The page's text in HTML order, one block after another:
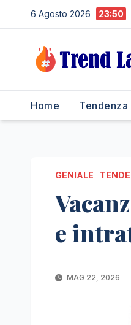
to
6 Agosto 2026 23:50
Home Tendenza
GENIALE
e
MAG 22, 2026